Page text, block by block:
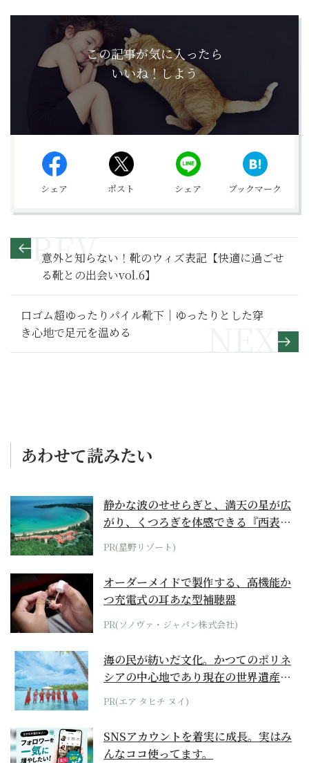
この記事が気に入ったら
いいね！しよう
シェア ポスト シェア ブックマーク
意外と知らない！靴のウィズ表記【快適に過ごせ
る靴との出会いvol.6】
口ゴム超ゆったりパイル靴下｜ゆったりとした穿
き心地で足元を温める
あわせて読みたい
静かな波のせせらぎと、満天の星が広
がり、くつろぎを体感できる『西表島
ホテル by...
PR(星野リゾート)
オーダーメイドで製作する、高機能か
つ充電式の耳あな型補聴器
PR(ソノヴァ・ジャパン株式会社)
海の民が紡いだ文化。かつてのポリネ
シアの中心地であり現在の世界遺産か
らみえてくる...
PR(エア タヒチ ヌイ)
SNSアカウントを着実に成長。実はみ
んなココ使ってます。